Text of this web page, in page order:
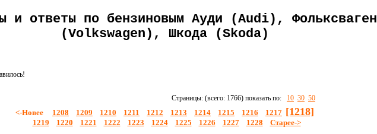
и ответы по бензиновым Ауди (Audi), Фольксваген
(Volkswagen), Шкода (Skoda)
Страницы: (всего: 1766) показать по: 10 30 50
<-Новее 1208 1209 1210 1211 1212 1213 1214 1215 1216 1217 [1218]
1219 1220 1221 1222 1223 1224 1225 1226 1227 1228 Старее->